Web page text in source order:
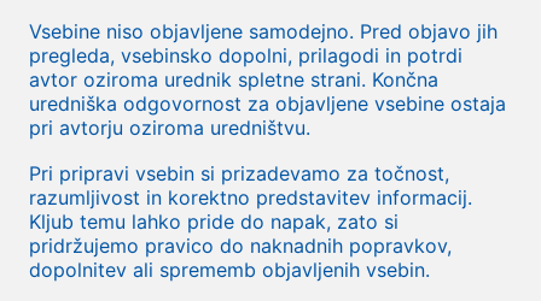
Vsebine niso objavljene samodejno. Pred objavo jih
pregleda, vsebinsko dopolni, prilagodi in potrdi
avtor oziroma urednik spletne strani. Končna
uredniška odgovornost za objavljene vsebine ostaja
pri avtorju oziroma uredništvu.
Pri pripravi vsebin si prizadevamo za točnost,
razumljivost in korektno predstavitev informacij.
Kljub temu lahko pride do napak, zato si
pridržujemo pravico do naknadnih popravkov,
dopolnitev ali sprememb objavljenih vsebin.